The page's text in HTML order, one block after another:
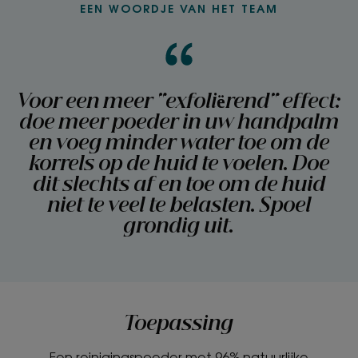
TEXTUUR RECYCLAGE
Textuur
Poeder
Voordelen van de textuur
Een poeder dat bij contact met water verandert in een
licht schuim.
Geur van de inhoud
EEN WOORDJE VAN HET TEAM
Voor een meer "exfoliërend" effect:
doe meer poeder in uw handpalm
en voeg minder water toe om de
korrels op de huid te voelen. Doe
dit slechts af en toe om de huid
niet te veel te belasten. Spoel
grondig uit.
Toepassing